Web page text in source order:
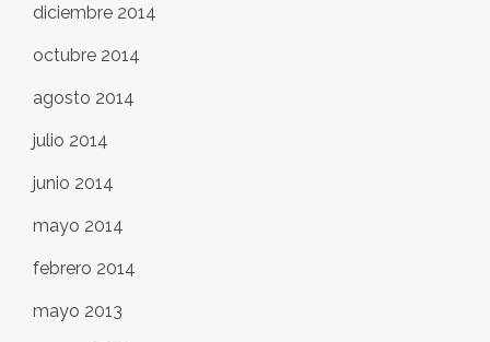
diciembre 2014
octubre 2014
agosto 2014
julio 2014
junio 2014
mayo 2014
febrero 2014
mayo 2013